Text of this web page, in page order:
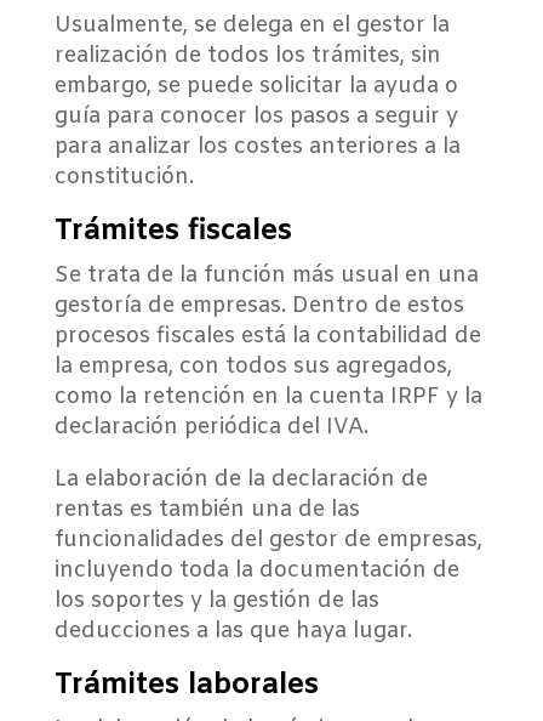
Usualmente, se delega en el gestor la
realización de todos los trámites, sin
embargo, se puede solicitar la ayuda o
guía para conocer los pasos a seguir y
para analizar los costes anteriores a la
constitución.
Trámites fiscales
Se trata de la función más usual en una
gestoría de empresas. Dentro de estos
procesos fiscales está la contabilidad de
la empresa, con todos sus agregados,
como la retención en la cuenta IRPF y la
declaración periódica del IVA.
La elaboración de la declaración de
rentas es también una de las
funcionalidades del gestor de empresas,
incluyendo toda la documentación de
los soportes y la gestión de las
deducciones a las que haya lugar.
Trámites laborales